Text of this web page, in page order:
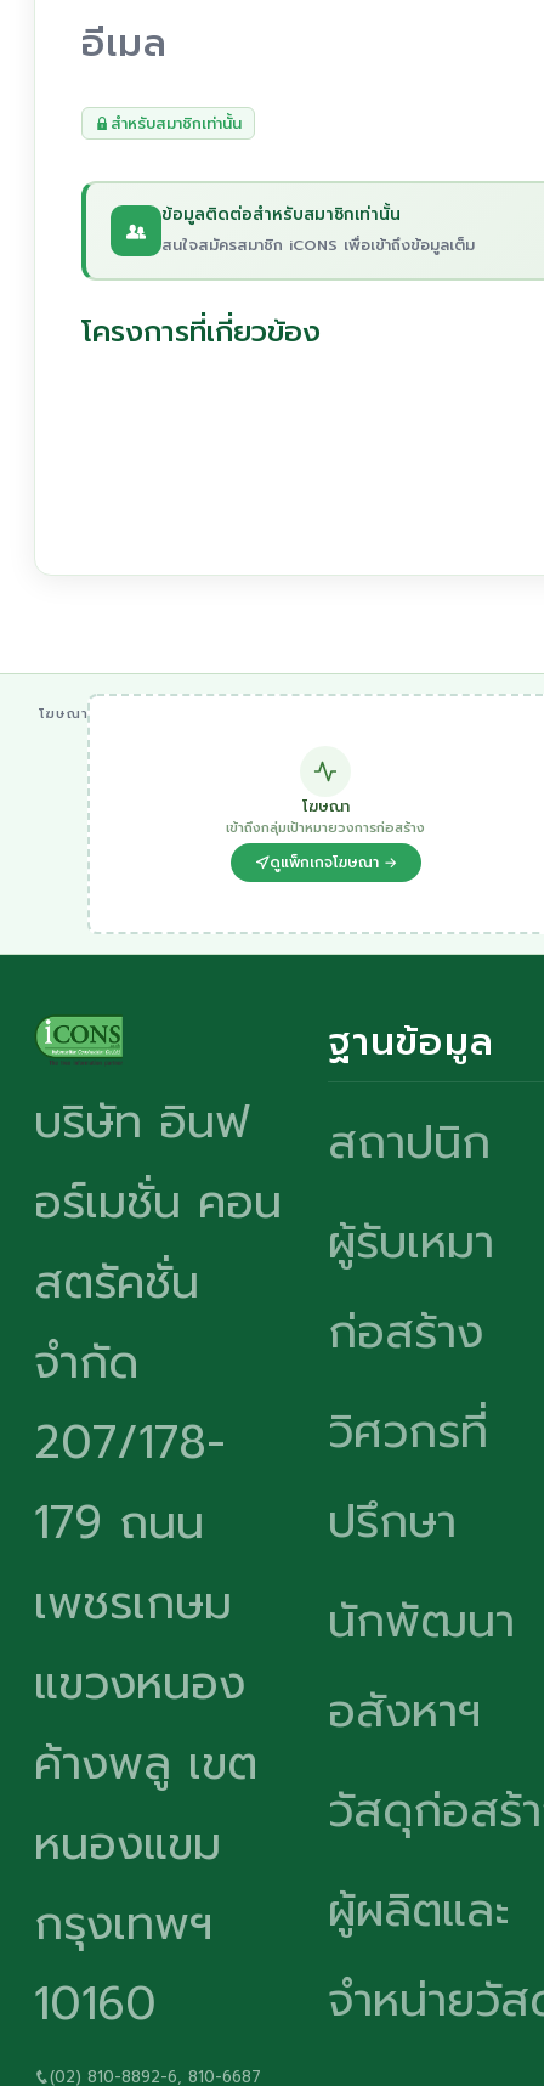
อีเมล
สำหรับสมาชิกเท่านั้น
ข้อมูลติดต่อสำหรับสมาชิกเท่านั้น
สนใจสมัครสมาชิก iCONS เพื่อเข้าถึงข้อมูลเต็ม
โครงการที่เกี่ยวข้อง
โฆษณา
โฆษณา
เข้าถึงกลุ่มเป้าหมายวงการก่อสร้าง
ดูแพ็กเกจโฆษณา →
บริษัท อินฟ
อร์เมชั่น คอน
สตรัคชั่น
จำกัด
207/178-
179 ถนน
เพชรเกษม
แขวงหนอง
ค้างพลู เขต
หนองแขม
กรุงเทพฯ
10160
(02) 810-8892-6, 810-6687
ฐานข้อมูล
สถาปนิก
ผู้รับเหมา
ก่อสร้าง
วิศวกรที่
ปรึกษา
นักพัฒนา
อสังหาฯ
วัสดุก่อสร้
ผู้ผลิตและ
จำหน่ายวั